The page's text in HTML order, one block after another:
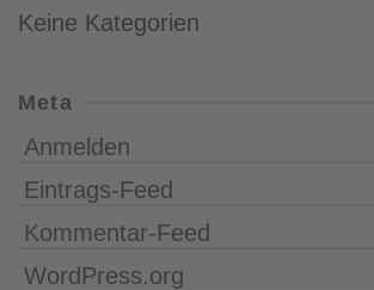
Keine Kategorien
Meta
Anmelden
Eintrags-Feed
Kommentar-Feed
WordPress.org